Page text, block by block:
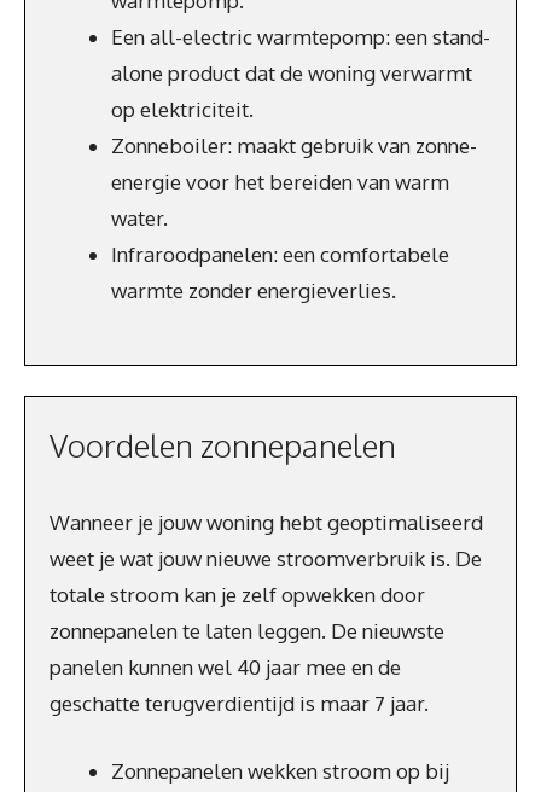
Een all-electric warmtepomp: een stand-
alone product dat de woning verwarmt
op elektriciteit.
Zonneboiler: maakt gebruik van zonne-
energie voor het bereiden van warm
water.
Infraroodpanelen: een comfortabele
warmte zonder energieverlies.
Voordelen zonnepanelen
Wanneer je jouw woning hebt geoptimaliseerd
weet je wat jouw nieuwe stroomverbruik is. De
totale stroom kan je zelf opwekken door
zonnepanelen te laten leggen. De nieuwste
panelen kunnen wel 40 jaar mee en de
geschatte terugverdientijd is maar 7 jaar.
Zonnepanelen wekken stroom op bij